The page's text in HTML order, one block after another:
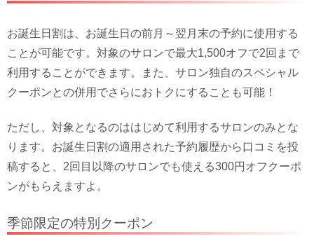
お誕生日割は、お誕生日の前月～翌月末の予約に使用する
ことが可能です。対象のサロンで最大1,500オフで2回まで
利用することができます。また、サロン独自のスペシャル
クーポンとの併用でさらにおトクにすることも可能！
ただし、対象となるのははじめて利用するサロンのみとな
ります。お誕生日割の適用された予約履歴から口コミを投
稿すると、2回目以降のサロンでも使える300円オフクーポ
ンがもらえますよ。
季節限定の特別クーポン